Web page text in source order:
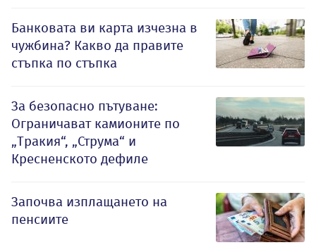
Банковата ви карта изчезна в
чужбина? Какво да правите
стъпка по стъпка
За безопасно пътуване:
Ограничават камионите по
„Тракия“, „Струма“ и
Кресненското дефиле
Започва изплащането на
пенсиите